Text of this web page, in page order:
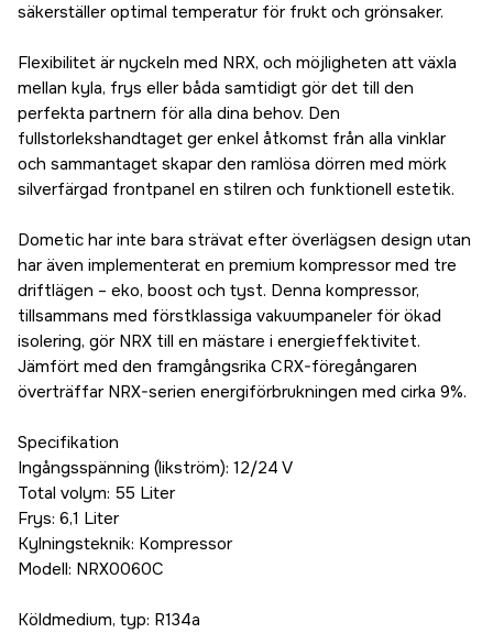
säkerställer optimal temperatur för frukt och grönsaker.
Flexibilitet är nyckeln med NRX, och möjligheten att växla
mellan kyla, frys eller båda samtidigt gör det till den
perfekta partnern för alla dina behov. Den
fullstorlekshandtaget ger enkel åtkomst från alla vinklar
och sammantaget skapar den ramlösa dörren med mörk
silverfärgad frontpanel en stilren och funktionell estetik.
Dometic har inte bara strävat efter överlägsen design utan
har även implementerat en premium kompressor med tre
driftlägen – eko, boost och tyst. Denna kompressor,
tillsammans med förstklassiga vakuumpaneler för ökad
isolering, gör NRX till en mästare i energieffektivitet.
Jämfört med den framgångsrika CRX-föregångaren
överträffar NRX-serien energiförbrukningen med cirka 9%.
Specifikation
Ingångsspänning (likström): 12/24 V
Total volym: 55 Liter
Frys: 6,1 Liter
Kylningsteknik: Kompressor
Modell: NRX0060C
Köldmedium, typ: R134a